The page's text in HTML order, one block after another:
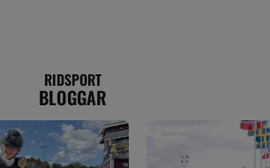
RIDSPORT
BLOGGAR